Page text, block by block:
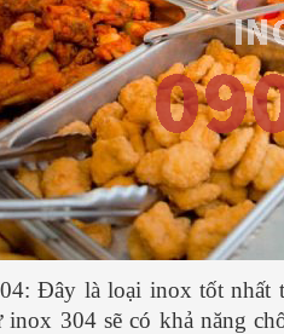
Đây là loại inox tốt nhất
inox 304 sẽ có khả năng